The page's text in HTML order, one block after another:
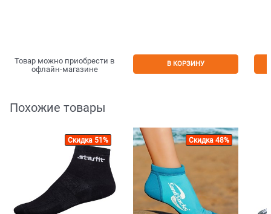
Товар можно приобрести в
офлайн-магазине
В КОРЗИНУ
Похожие товары
Скидка 51% Скидка 48%